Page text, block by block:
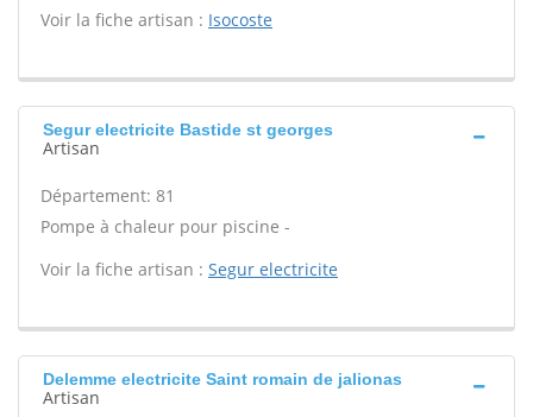
Voir la fiche artisan : Isocoste
Segur electricite Bastide st georges
Artisan
Département: 81
Pompe à chaleur pour piscine -
Voir la fiche artisan : Segur electricite
Delemme electricite Saint romain de jalionas
Artisan